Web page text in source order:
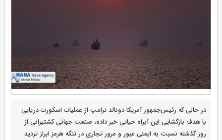
در حالی که رئیس‌جمهور آمریکا دونالد ترامپ از عملیات اسکورت دریایی
با هدف بازگشایی این آبراه حیاتی خبر داده، صنعت جهانی کشتیرانی از
روز گذشته نسبت به ایمنی عبور و مرور تجاری در تنگه هرمز ابراز تردید